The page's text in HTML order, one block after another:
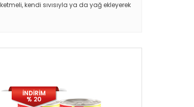
kendi sıvısıyla ya da yağ ekleyerek
İNDİRİM
% 20